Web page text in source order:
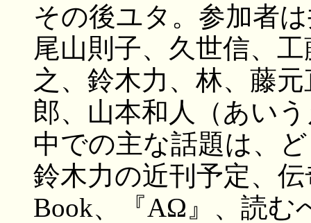
その後ユタ。参加者
尾山則子、久世信、
之、鈴木力、林、藤
郎、山本和人（あい
中での主な話題は、
鈴木力の近刊予定、
Book、『ΑΩ』、読む